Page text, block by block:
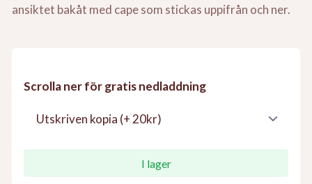
ansiktet bakåt med cape som stickas uppifrån och ner.
Scrolla ner för gratis nedladdning
I lager